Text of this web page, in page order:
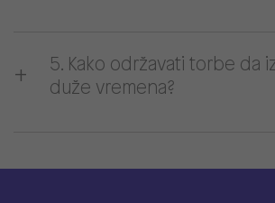
5. Kako održavati torbe da
duže vremena?